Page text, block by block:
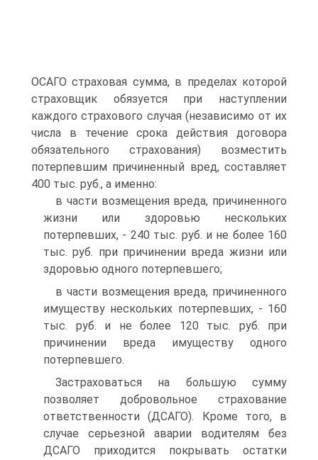
ОСАГО страховая сумма, в пределах которой
страховщик обязуется при наступлении
каждого страхового случая (независимо от их
числа в течение срока действия договора
обязательного страхования) возместить
потерпевшим причиненный вред, составляет
400 тыс. руб., а именно:
в части возмещения вреда, причиненного
жизни или здоровью нескольких
потерпевших, - 240 тыс. руб. и не более 160
тыс. руб. при причинении вреда жизни или
здоровью одного потерпевшего;
в части возмещения вреда, причиненного
имуществу нескольких потерпевших, - 160
тыс. руб. и не более 120 тыс. руб. при
причинении вреда имуществу одного
потерпевшего.
Застраховаться на большую сумму
позволяет добровольное страхование
ответственности (ДСАГО). Кроме того, в
случае серьезной аварии водителям без
ДСАГО приходится покрывать остатки